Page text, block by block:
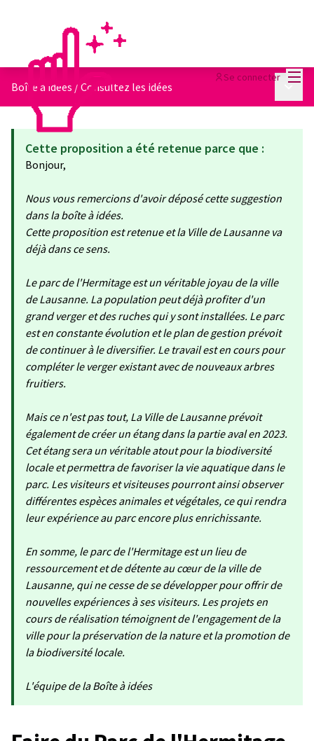
Se connecter
Boîte à idées / Consultez les idées
Cette proposition a été retenue parce que :
Bonjour,
Nous vous remercions d'avoir déposé cette suggestion
dans la boîte à idées.
Cette proposition est retenue et la Ville de Lausanne va
déjà dans ce sens.
Le parc de l'Hermitage est un véritable joyau de la ville
de Lausanne. La population peut déjà profiter d'un
grand verger et des ruches qui y sont installées. Le parc
est en constante évolution et le plan de gestion prévoit
de continuer à le diversifier. Le travail est en cours pour
compléter le verger existant avec de nouveaux arbres
fruitiers.
Mais ce n'est pas tout, La Ville de Lausanne prévoit
également de créer un étang dans la partie aval en 2023.
Cet étang sera un véritable atout pour la biodiversité
locale et permettra de favoriser la vie aquatique dans le
parc. Les visiteurs et visiteuses pourront ainsi observer
différentes espèces animales et végétales, ce qui rendra
leur expérience au parc encore plus enrichissante.
En somme, le parc de l'Hermitage est un lieu de
ressourcement et de détente au cœur de la ville de
Lausanne, qui ne cesse de se développer pour offrir de
nouvelles expériences à ses visiteurs. Les projets en
cours de réalisation témoignent de l'engagement de la
ville pour la préservation de la nature et la promotion de
la biodiversité locale.
L'équipe de la Boîte à idées